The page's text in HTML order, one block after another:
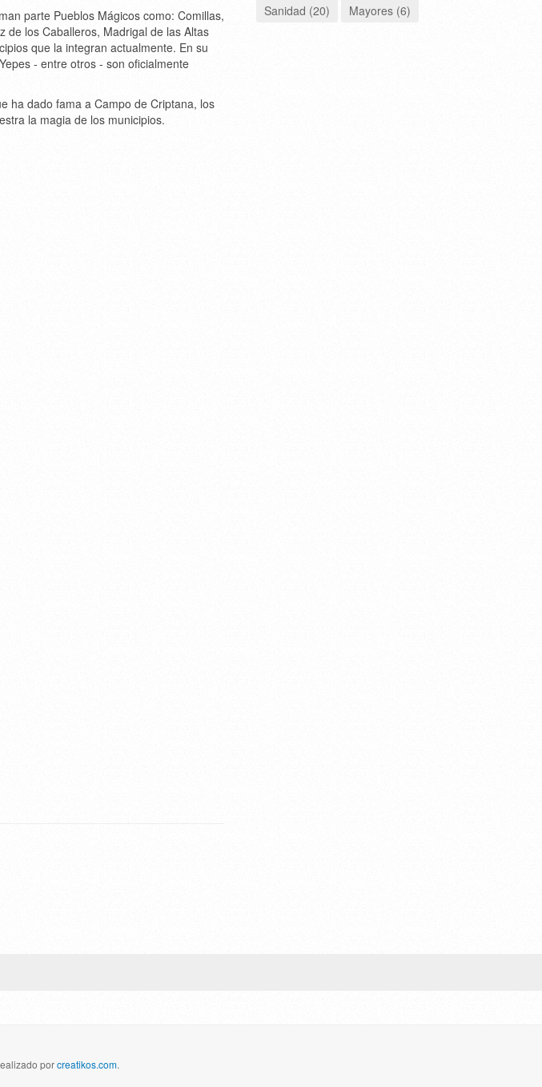
parte Pueblos Mágicos como: Comillas,
de los Caballeros, Madrigal de las Altas
que la integran actualmente. En su
- entre otros - son oficialmente
ha dado fama a Campo de Criptana, los
la magia de los municipios.
Sanidad (20)
Mayores (6)
porcreatikos.com.